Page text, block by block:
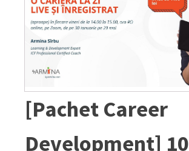
[Pachet Career
Development] 10